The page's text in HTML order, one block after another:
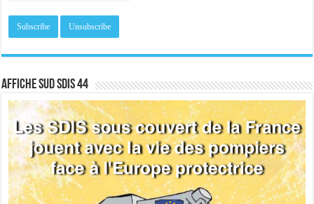
Affiche sud SDIS 44